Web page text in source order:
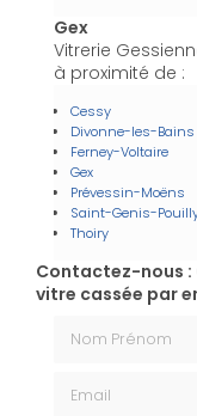
Gex
Vitrerie
à proximité de :
Cessy
Divonne-les-Bains
Ferney-Voltaire
Gex
Prévessin-Moëns
Saint-Genis-
Thoiry
Contactez-nous :
vitre cassée par